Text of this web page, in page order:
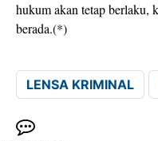
hukum akan tetap berlaku,
berada.(*)
LENSA KRIMINAL